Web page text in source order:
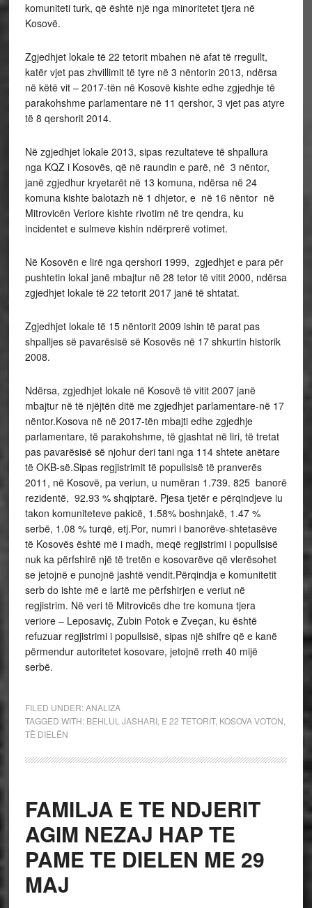
komuniteti turk, që është një nga minoritetet tjera në
Kosovë.
Zgjedhjet lokale të 22 tetorit mbahen në afat të rregullt,
katër vjet pas zhvillimit të tyre në 3 nëntorin 2013, ndërsa
në këtë vit – 2017-tën në Kosovë kishte edhe zgjedhje të
parakohshme parlamentare në 11 qershor, 3 vjet pas atyre
të 8 qershorit 2014.
Në zgjedhjet lokale 2013, sipas rezultateve të shpallura
nga KQZ i Kosovës, që në raundin e parë, në 3 nëntor,
janë zgjedhur kryetarët në 13 komuna, ndërsa në 24
komuna kishte balotazh në 1 dhjetor, e në 16 nëntor në
Mitrovicën Veriore kishte rivotim në tre qendra, ku
incidentet e sulmeve kishin ndërprerë votimet.
Në Kosovën e lirë nga qershori 1999, zgjedhjet e para për
pushtetin lokal janë mbajtur në 28 tetor të vitit 2000, ndërsa
zgjedhjet lokale të 22 tetorit 2017 janë të shtatat.
Zgjedhjet lokale të 15 nëntorit 2009 ishin të parat pas
shpalljes së pavarësisë së Kosovës në 17 shkurtin historik
2008.
Ndërsa, zgjedhjet lokale në Kosovë të vitit 2007 janë
mbajtur në të njëjtën ditë me zgjedhjet parlamentare-në 17
nëntor.Kosova në në 2017-tën mbajti edhe zgjedhje
parlamentare, të parakohshme, të gjashtat në liri, të tretat
pas pavarësisë së njohur deri tani nga 114 shtete anëtare
të OKB-së.Sipas regjistrimit të popullsisë të pranverës
2011, në Kosovë, pa veriun, u numëran 1.739. 825 banorë
rezidentë, 92.93 % shqiptarë. Pjesa tjetër e përqindjeve iu
takon komuniteteve pakicë, 1.58% boshnjakë, 1.47 %
serbë, 1.08 % turqë, etj.Por, numri i banorëve-shtetasëve
të Kosovës është më i madh, meqë regjistrimi i popullsisë
nuk ka përfshirë një të tretën e kosovarëve që vlerësohet
se jetojnë e punojnë jashtë vendit.Përqindja e komunitetit
serb do ishte më e lartë me përfshirjen e veriut në
regjistrim. Në veri të Mitrovicës dhe tre komuna tjera
veriore – Leposaviç, Zubin Potok e Zveçan, ku është
refuzuar regjistrimi i popullsisë, sipas një shifre që e kanë
përmendur autoritetet kosovare, jetojnë rreth 40 mijë
serbë.
FILED UNDER:ANALIZA
TAGGED WITH: BEHLUL JASHARI, E 22 TETORIT, KOSOVA VOTON
TË DIELËN
FAMILJA E TE NDJERIT
AGIM NEZAJ HAP TE
PAME TE DIELEN ME 29
MAJ